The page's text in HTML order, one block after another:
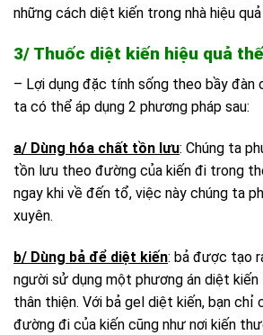
những cách diệt kiến trong nhà hiệu quả
3/ Thuốc diệt kiến hiệu quả
– Lợi dụng đặc tính sống theo bầy đàn
ta có thể áp dụng 2 phương pháp sau:
a/ Dùng hóa chất tồn lưu: Chúng ta
tồn lưu theo đường của kiến đi trong
ngay khi về đến tổ, việc này chúng ta
xuyên.
b/ Dùng bả để diệt kiến: bả được tạo
người sử dụng một phương án diệt kiến
thân thiện. Với bả gel diệt kiến, bạn chỉ
đường đi của kiến cũng như nơi kiến